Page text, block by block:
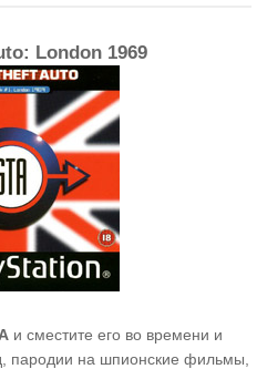
London 1969
и сместите его во времени и
пародии на шпионские фильмы,